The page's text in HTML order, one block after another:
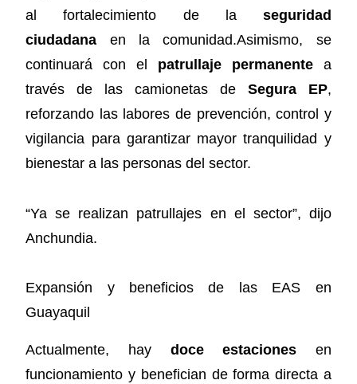
al fortalecimiento de la seguridad
ciudadana en la comunidad.Asimismo, se
continuará con el patrullaje permanentea
través de las camionetas de Segura EP,
reforzando las labores de prevención, control y
vigilancia para garantizar mayor tranquilidad y
bienestar a las personas del sector.
“Ya se realizan patrullajes en el sector”, dijo
Anchundia.
Expansión y beneficios de las EAS en
Guayaquil
Actualmente, hay doce estaciones en
funcionamiento y benefician de forma directa a